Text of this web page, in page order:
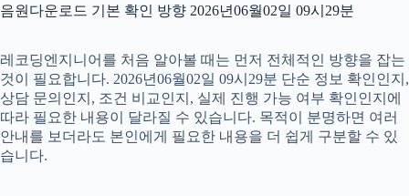
음원다운로드 기본 확인 방향 2026년06월02일 09시29분
레코딩엔지니어를 처음 알아볼 때는 먼저 전체적인 방향을 잡는
것이 필요합니다. 2026년06월02일 09시29분 단순 정보 확인인지,
상담 문의인지, 조건 비교인지, 실제 진행 가능 여부 확인인지에
따라 필요한 내용이 달라질 수 있습니다. 목적이 분명하면 여러
안내를 보더라도 본인에게 필요한 내용을 더 쉽게 구분할 수 있
습니다.